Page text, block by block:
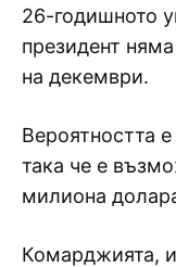
26-годишното
президент
на декември.
Вероятността
така че е
милиона
Комарджията,